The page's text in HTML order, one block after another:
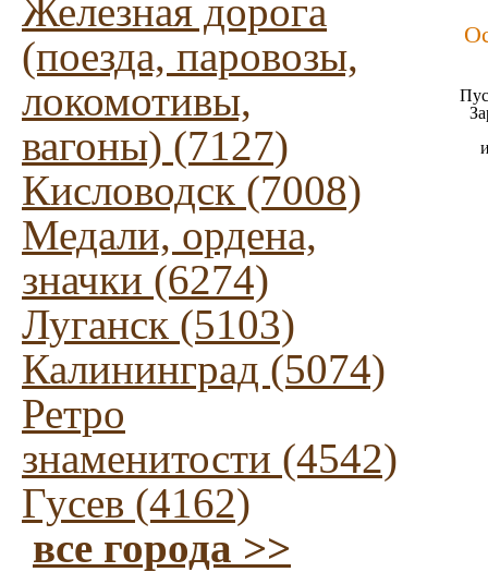
Железная дорога
(поезда, паровозы,
локомотивы,
вагоны) (7127)
Кисловодск (7008)
Медали, ордена,
значки (6274)
Луганск (5103)
Калининград (5074)
Ретро
знаменитости (4542)
Гусев (4162)
все города >>